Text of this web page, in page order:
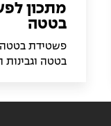
מתכון
בטטה
פשטידת בטטה
בטטה